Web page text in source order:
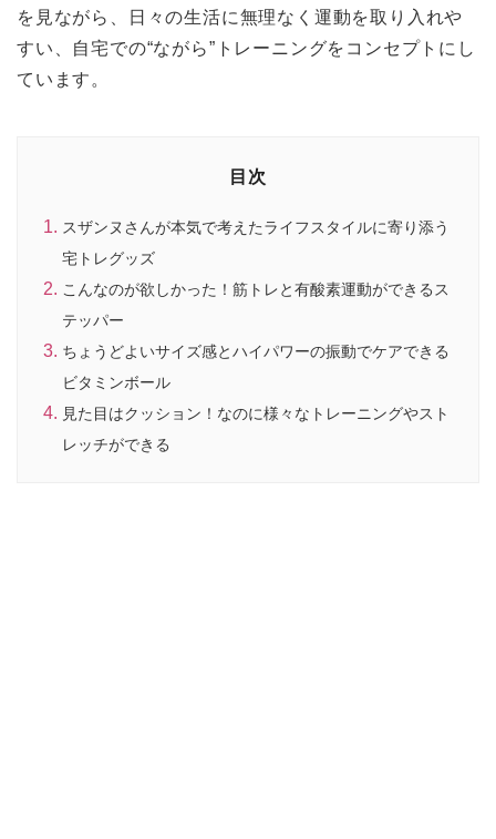
を見ながら、日々の生活に無理なく運動を取り入れや
すい、自宅での“ながら”トレーニングをコンセプトにし
ています。
目次
スザンヌさんが本気で考えたライフスタイルに寄り添う
宅トレグッズ
こんなのが欲しかった！筋トレと有酸素運動ができるス
テッパー
ちょうどよいサイズ感とハイパワーの振動でケアできる
ビタミンボール
見た目はクッション！なのに様々なトレーニングやスト
レッチができる